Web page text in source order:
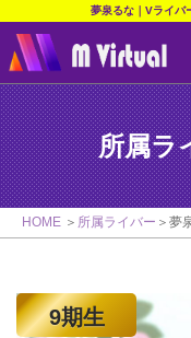
夢泉るな｜Vライバ
所属ラ
HOME 所属ライバー 夢
9期生